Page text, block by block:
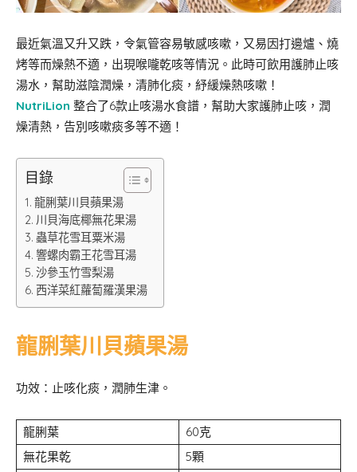
最近氣溫又升又跌，令氣管容易敏感咳嗽，又易因打邊爐、燒
烤等而燥熱不適，出現喉嚨乾咳等情況。此時可飲用護肺止咳
湯水，幫助滋陰潤燥，清肺化痰，紓緩燥熱咳嗽！
NutriLion 整合了6款止咳湯水食譜，幫助大家護肺止咳，潤
燥清熱，告別咳嗽痰多等不適！
目錄
龍脷葉川貝蘋果湯
川貝海底椰無花果湯
蟲草花雪耳粟米湯
響螺肉霸王花雪耳湯
沙參玉竹雪梨湯
西洋菜紅蘿蔔羅漢果湯
龍脷葉川貝蘋果湯
功效：止咳化痰，潤肺生津。
龍脷葉
60克
無花果乾
5顆